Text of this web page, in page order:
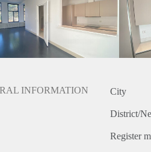
INFORMATION City
District/
Register